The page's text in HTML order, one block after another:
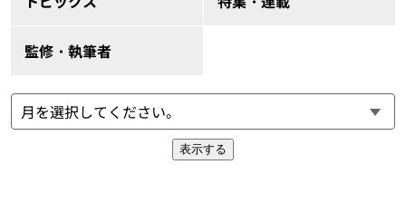
監修・執筆者
表示する